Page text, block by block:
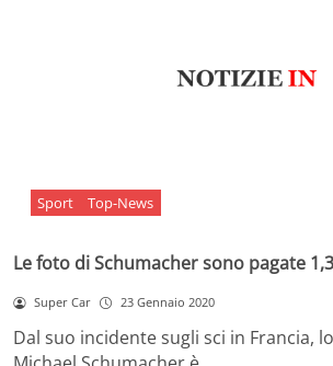
Sport Top-News
Le foto di Schumacher sono pagate
Super Car 23 Gennaio 2020
Dal suo incidente sugli sci in Francia,